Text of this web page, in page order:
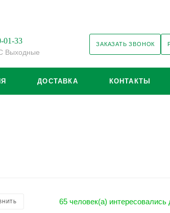
01-33
Выходные
ЗАКАЗАТЬ ЗВОНОК
ДОСТАВКА КОНТАКТЫ
65 человек(а)